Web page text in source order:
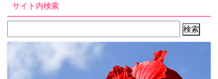
サイト内検索